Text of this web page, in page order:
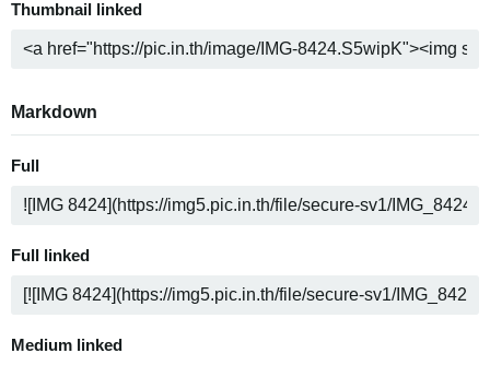
Thumbnail linked
Markdown
Full
Full linked
Medium linked